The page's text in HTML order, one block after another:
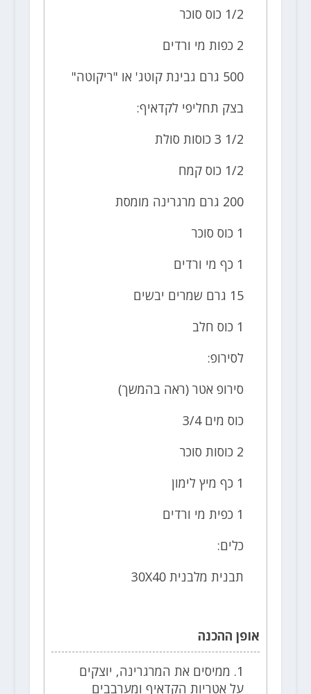
1/2 כוס סוכר
2 כפות מי ורדים
500 גרם גבינת קוטג' או "ריקוטה"
בצק תחליפי לקדאיף:
1/2 3 כוסות סולת
1/2 כוס קמח
200 גרם מרגרינה מומסת
1 כוס סוכר
1 כף מי ורדים
15 גרם שמרים יבשים
1 כוס חלב
לסירופ:
סירופ אטר (ראה בהמשך)
כוס מים 3/4
2 כוסות סוכר
1 כף מיץ לימון
1 כפית מי ורדים
כלים:
תבנית מלבנית 30X40
אופן ההכנה
1. ממיסים את המרגרינה, יוצקים
על אטריות הקדאיף ומערבבים